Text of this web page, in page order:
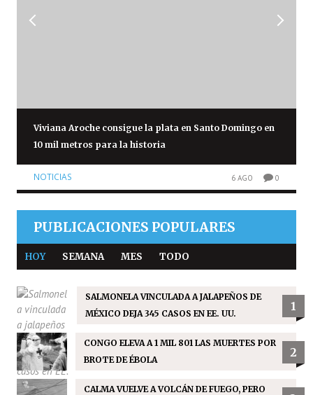
Viviana Aroche consigue la plata en Santo Domingo en
10 mil metros para la historia
NOTICIAS 6 AGO 0
PUBLICACIONES POPULARES
HOY SEMANA MES TODO
SALMONELA VINCULADA A JALAPEÑOS DE
MÉXICO DEJA 345 CASOS EN EE. UU.
1
CONGO ELEVA A 1 MIL 801 LAS MUERTES POR
BROTE DE ÉBOLA
2
CALMA VUELVE A VOLCÁN DE FUEGO, PERO